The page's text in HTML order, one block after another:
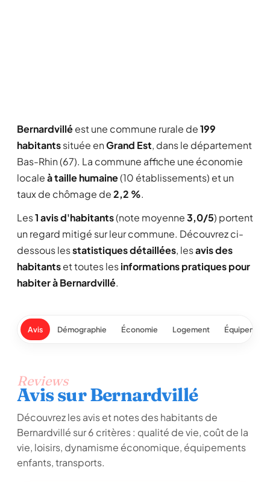
Bernardvilléest une commune rurale de199
habitantssituée enGrand Est, dans le département
Bas-Rhin (67). La commune affiche une économie
localeà taille humaine(10 établissements) et un
taux de chômage de2,2 %.
Les1 avis d'habitants(note moyenne3,0/5) portent
un regard mitigé sur leur commune. Découvrez ci-
dessous lesstatistiques détaillées, lesavis des
habitantset toutes lesinformations pratiques pour
habiter à Bernardvillé.
Avis Démographie Économie Logement
Reviews
Avis sur Bernardvillé
Découvrez les avis et notes des habitants de
Bernardvillé sur 6 critères : qualité de vie, coût de la
vie, loisirs, dynamisme économique, équipements
enfants, transports.